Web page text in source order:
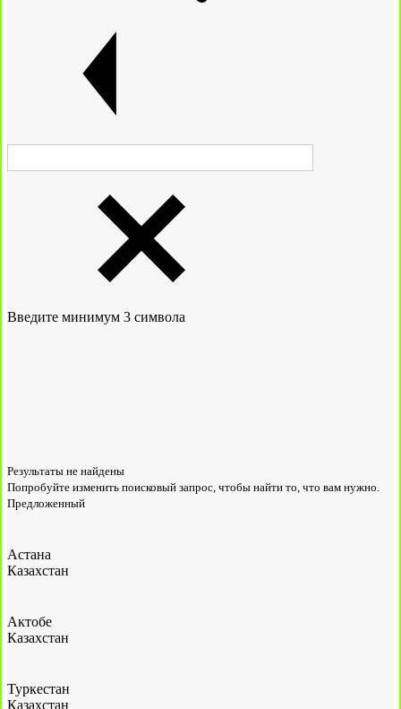
Введите минимум 3 символа
Результаты не найдены
Попробуйте изменить поисковый запрос, чтобы найти то, что вам нужно.
Предложенный
Астана
Казахстан
Актобе
Казахстан
Туркестан
Казахстан